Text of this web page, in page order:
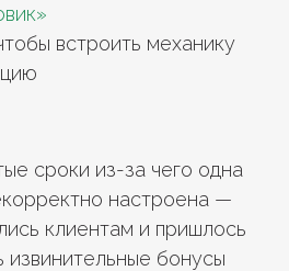
встроить механику
сроки из-за чего одна
настроена —
клиентам и пришлось
извинительные бонусы